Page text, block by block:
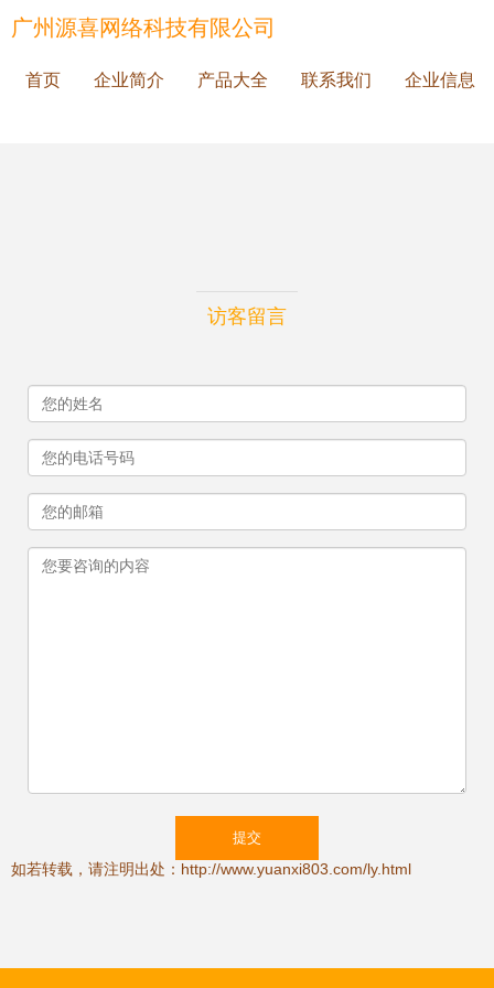
广州源喜网络科技有限公司
首页 企业简介 产品大全 联系我们 企业信息
访客留言
如若转载，请注明出处：http://www.yuanxi803.com/ly.html